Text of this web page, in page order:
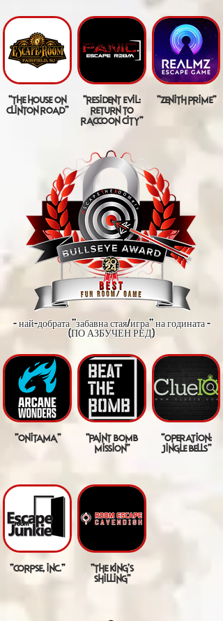
"the house on
clinton road"
"resident evil:
return to
raccoon city"
"zenith prime"
- най-добрата "забавна стая/игра" на годината -
(ПО АЗБУЧЕН РЕД)
"onitama"
"paint bomb
mission"
"operation:
jingle bells"
"corpse, inc."
"the king's
shilling"